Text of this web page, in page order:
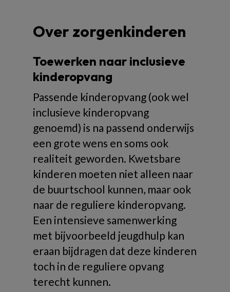
Over zorgenkinderen
Toewerken naar inclusieve
kinderopvang
Passende kinderopvang (ook wel
inclusieve kinderopvang
genoemd) is na passend onderwijs
een grote wens en soms ook
realiteit geworden. Kwetsbare
kinderen moeten niet alleen naar
de buurtschool kunnen, maar ook
naar de reguliere kinderopvang.
Een intensieve samenwerking
met bijvoorbeeld jeugdhulp kan
eraan bijdragen dat deze kinderen
toch in de reguliere opvang
terecht kunnen.